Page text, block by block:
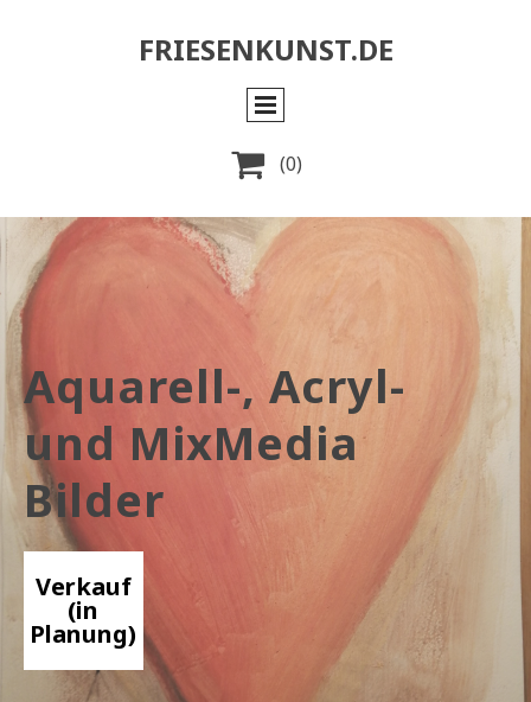
FRIESENKUNST.DE
 (0)
Aquarell-, Acryl-
und MixMedia
Bilder
Verkauf
(in
Planung)